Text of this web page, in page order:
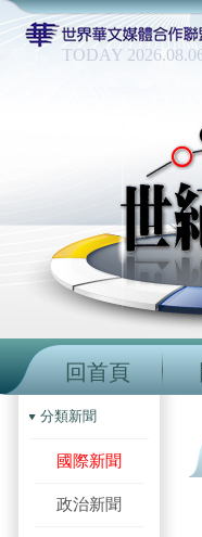
TODAY
回首頁
分類新聞
國際新聞
政治新聞